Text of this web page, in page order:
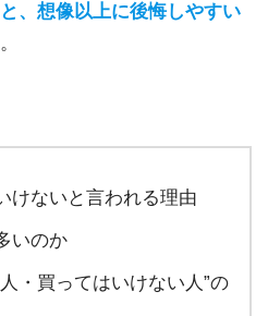
、想像以上に後悔しやすい
けないと言われる理由
いのか
・買ってはいけない人”の